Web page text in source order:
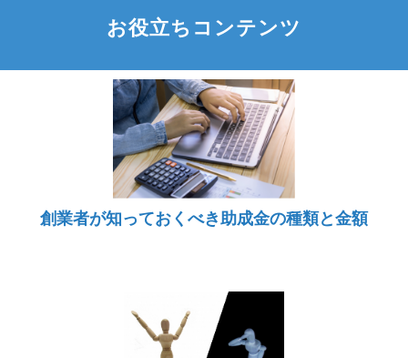
お役立ちコンテンツ
創業者が知っておくべき助成金の種類と金額